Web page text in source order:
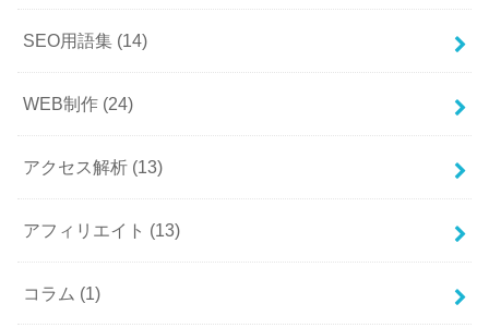
SEO用語集 (14)
WEB制作 (24)
アクセス解析 (13)
アフィリエイト (13)
コラム (1)